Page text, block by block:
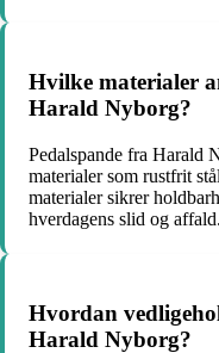
Hvilke materialer
Harald Nyborg?
Pedalspande fra Harald
materialer som rustfrit
materialer sikrer
hverdagens slid og affald.
Hvordan
Harald Nyborg?